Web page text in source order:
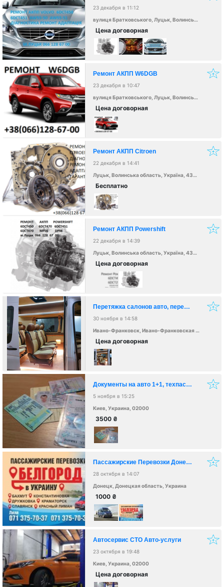
23 декабря в 11:12
вулиця Братковського, Луцьк, Волинська область, Україна, 43000
Цена договорная
Ремонт АКПП W6DGB
23 декабря в 10:47
вулиця Братковського, Луцьк, Волинська область, Україна, 43000
Цена договорная
Ремонт АКПП Citroen
22 декабря в 14:41
Луцьк, Волинська область, Україна, 43000
Бесплатно
Ремонт АКПП Powershift
22 декабря в 14:39
Луцьк, Волинська область, Україна, 43000
Цена договорная
Перетяжка салонов авто, переделка микроавтобусов
30 ноября в 14:58
Ивано-Франковск, Ивано-Франковская область, Украина, 76000
Цена договорная
Документы на авто 1+1, техпаспорта, восстановление документов, права всех категорий
5 ноября в 15:25
Киев, Украина, 02000
3500 ₴
Пассажирские Перевозки Донецк-Украина-Донецк через РФ
28 октября в 14:07
Донецк, Донецкая область, Украина
1000 ₴
Автосервис СТО Авто-услуги
23 октября в 19:48
Киев, Украина, 02000
Цена договорная